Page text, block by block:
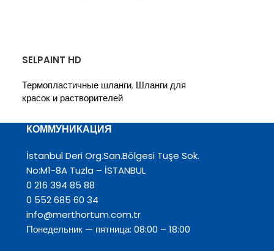
SELPAINT HD
Термопластичные шланги, Шланги для
красок и растворителей
КОММУНИКАЦИЯ
İstanbul Deri Org.San.Bölgesi Tuşe Sok.
No:M1-8A Tuzla – İSTANBUL
0 216 394 85 88
0 552 685 60 34
info@merthortum.com.tr
Понедельник — пятница: 08:00 – 18:00